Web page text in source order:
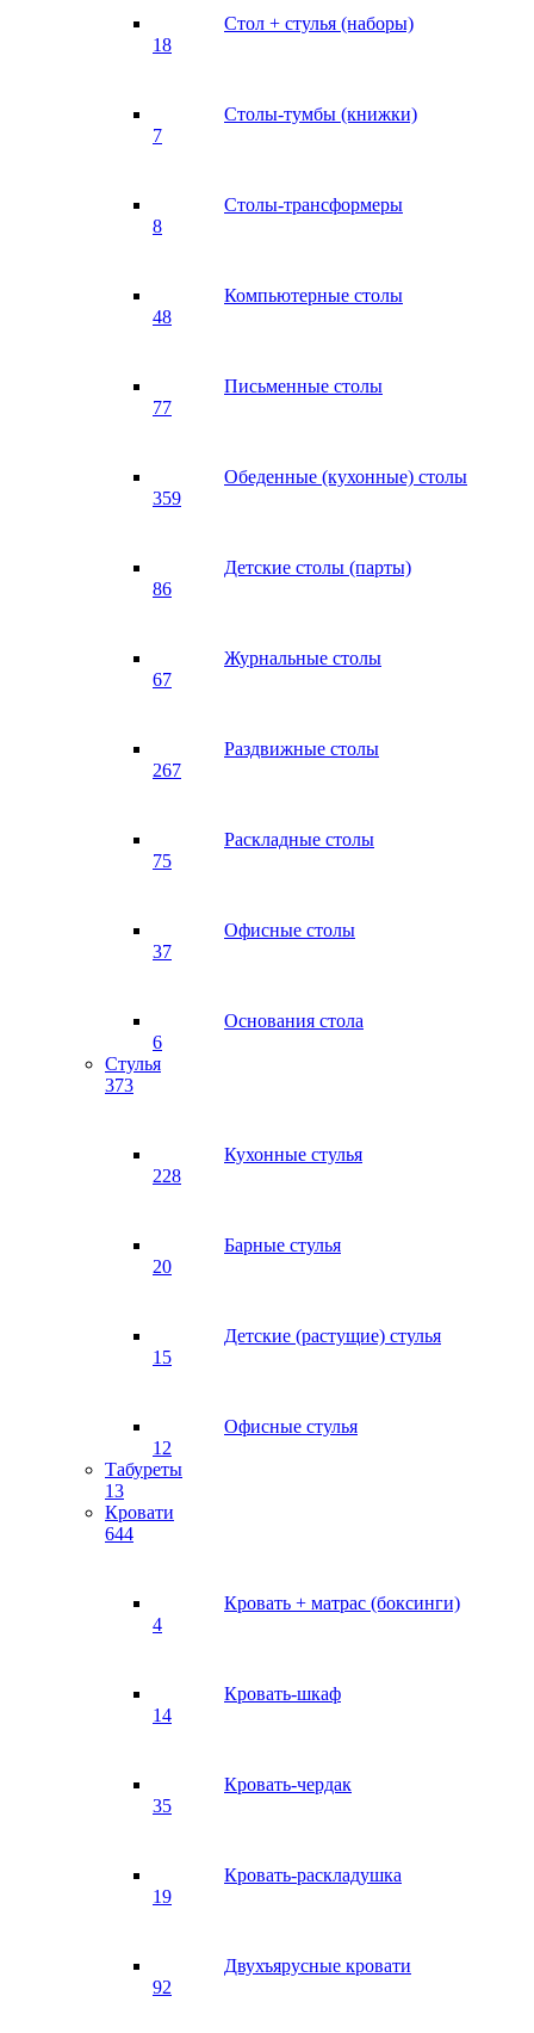
Стол + стулья (наборы)
18
Столы-тумбы (книжки)
7
Столы-трансформеры
8
Компьютерные столы
48
Письменные столы
77
Обеденные (кухонные) столы
359
Детские столы (парты)
86
Журнальные столы
67
Раздвижные столы
267
Раскладные столы
75
Офисные столы
37
Основания стола
6
Стулья
373
Кухонные стулья
228
Барные стулья
20
Детские (растущие) стулья
15
Офисные стулья
12
Табуреты
13
Кровати
644
Кровать + матрас (боксинги)
4
Кровать-шкаф
14
Кровать-чердак
35
Кровать-раскладушка
19
Двухъярусные кровати
92